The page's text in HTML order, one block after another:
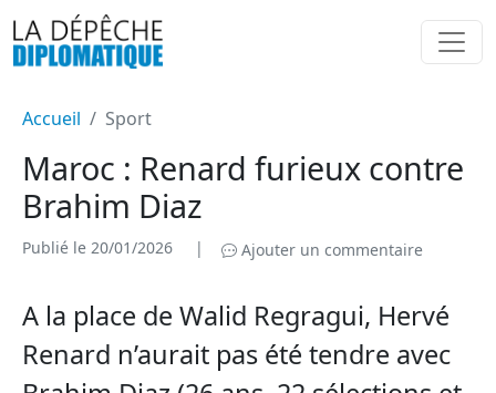
Accueil Sport
Maroc : Renard furieux contre
Brahim Diaz
Publié le 20/01/2026 | Ajouter un commentaire
A la place de Walid Regragui, Hervé
Renard n’aurait pas été tendre avec